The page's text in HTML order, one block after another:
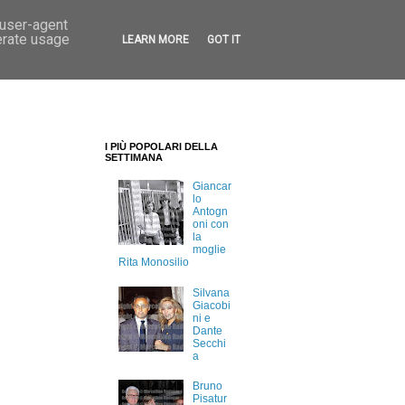
I PIÙ POPOLARI DELLA
SETTIMANA
Giancar
lo
Antogn
oni con
la
moglie
Rita Monosilio
Silvana
Giacobi
ni e
Dante
Secchi
a
Bruno
Pisatur
agent
usage
LEARN MORE GOT IT